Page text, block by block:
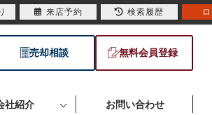
売却相談 無料会員登録
社紹介 お問い合わせ
来店予約 検索履歴